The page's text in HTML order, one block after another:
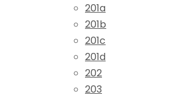
201a
201b
201c
201d
202
203